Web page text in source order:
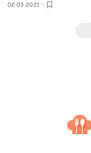
02.03.2021